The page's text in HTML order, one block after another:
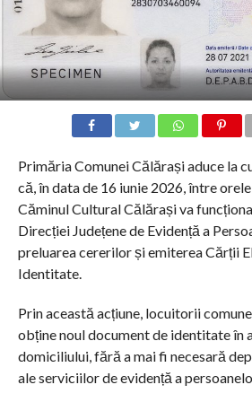
Primăria Comunei Călărași aduce la
că, în data de 16 iunie 2026, între
Căminul Cultural Călărași va
Direcției Județene de Evidență a
preluarea cererilor și emiterea Cărții
Identitate.
Prin această acțiune, locuitorii
obține noul document de identitate în
domiciliului, fără a mai fi necesară
ale serviciilor de evidență a